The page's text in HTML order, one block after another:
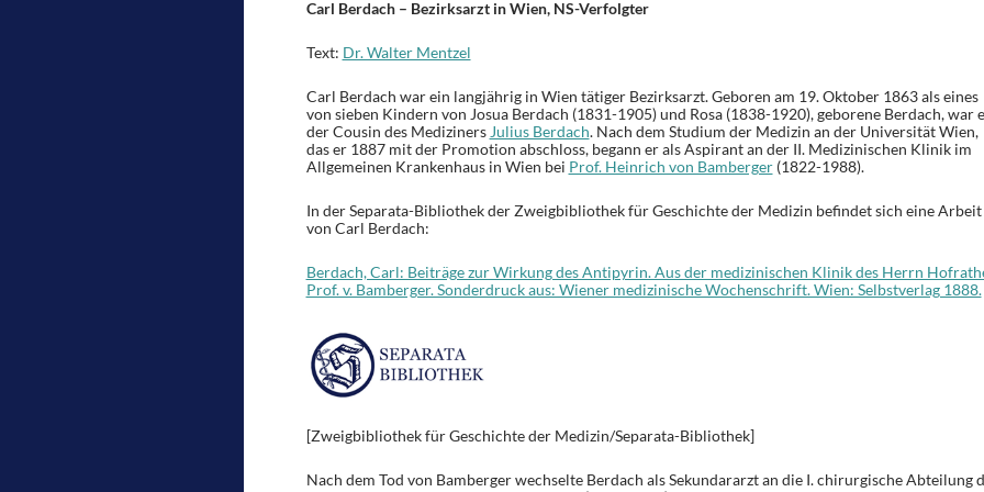
Carl Berdach – Bezirksarzt in Wien, NS-Verfolgter
Text: Dr. Walter Mentzel
Carl Berdach war ein langjährig in Wien tätiger Bezirksarzt. Geboren am 19. Oktober 1863 als eines
von sieben Kindern von Josua Berdach (1831-1905) und Rosa (1838-1920), geborene Berdach, war
der Cousin des Mediziners Julius Berdach. Nach dem Studium der Medizin an der Universität Wien,
das er 1887 mit der Promotion abschloss, begann er als Aspirant an der II. Medizinischen Klinik im
Allgemeinen Krankenhaus in Wien bei Prof. Heinrich von Bamberger(1822-1988).
In der Separata-Bibliothek der Zweigbibliothek für Geschichte der Medizin befindet sich eine Arbeit
von Carl Berdach:
Berdach, Carl: Beiträge zur Wirkung des Antipyrin. Aus der medizinischen Klinik des Herrn
Prof. v. Bamberger. Sonderdruck aus: Wiener medizinische Wochenschrift. Wien: Selbstverlag 1888.
[Zweigbibliothek für Geschichte der Medizin/Separata-Bibliothek]
Nach dem Tod von Bamberger wechselte Berdach als Sekundararzt an die I. chirurgische Abteilung